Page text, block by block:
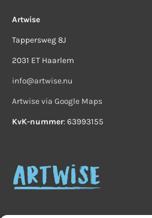
Artwise
Tappersweg 8J
2031 ET Haarlem
info@artwise.nu
Artwise via Google Maps
KvK-nummer: 63993155